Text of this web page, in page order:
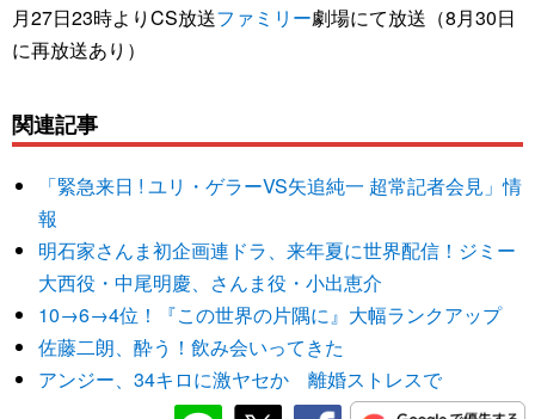
月27日23時よりCS放送ファミリー劇場にて放送（8月30日
に再放送あり）
関連記事
「緊急来日 ! ユリ・ゲラーVS矢追純一 超常記者会見」情
報
明石家さんま初企画連ドラ、来年夏に世界配信！ジミー
大西役・中尾明慶、さんま役・小出恵介
10→6→4位！『この世界の片隅に』大幅ランクアップ
佐藤二朗、酔う！飲み会いってきた
アンジー、34キロに激ヤセか 離婚ストレスで